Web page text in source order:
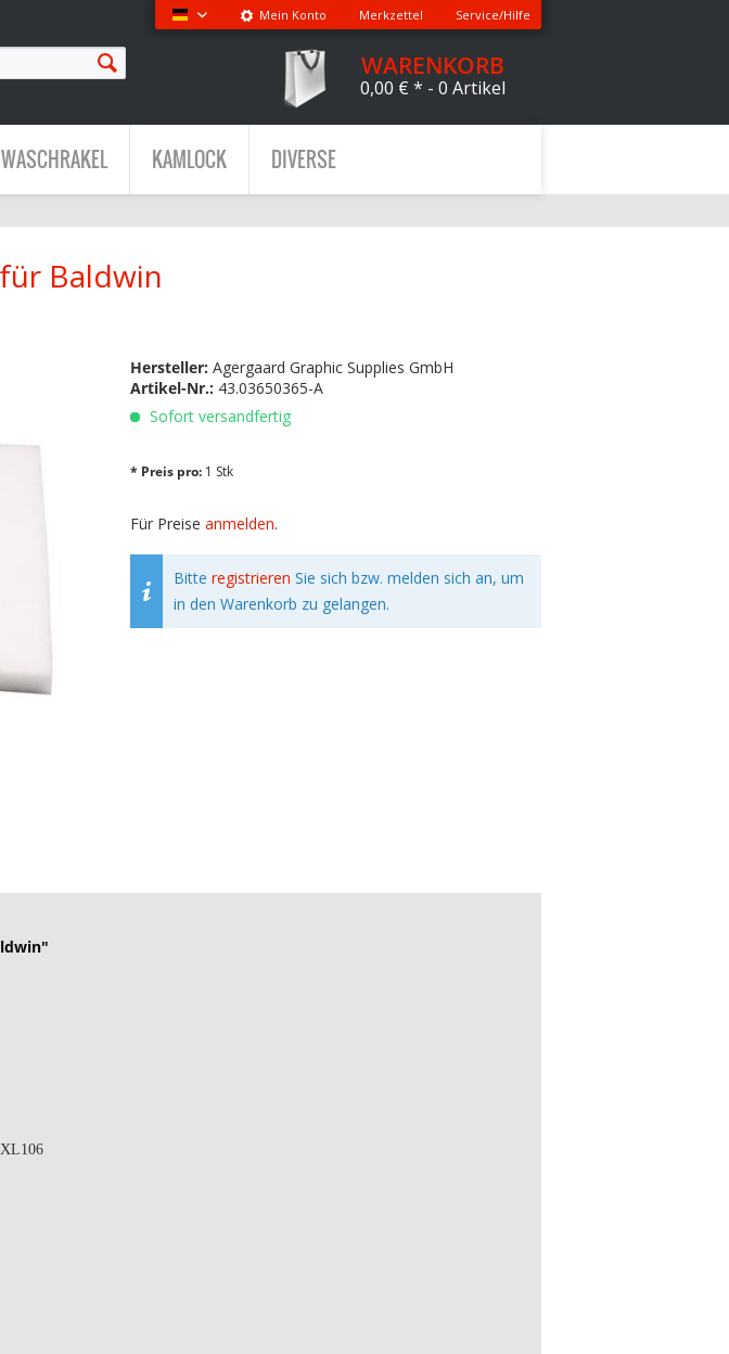
Deutsch Mein Konto Merkzettel Service/Hilfe
WARENKORB
0,00 € * - 0 Artikel
WASCHRAKEL KAMLOCK DIVERSE
Baldwin
Hersteller: Agergaard Graphic Supplies GmbH
Artikel-Nr.: 43.03650365-A
Sofort versandfertig
* Preis pro: 1 Stk
Für Preise anmelden.
Bitteregistrieren Sie sich bzw. melden sich an, um
in den Warenkorb zu gelangen.